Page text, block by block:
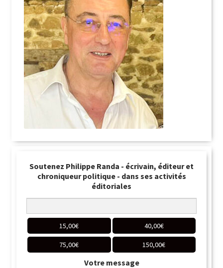
Soutenez Philippe Randa - écrivain, éditeur et
chroniqueur politique - dans ses activités
éditoriales
15,00€ 40,00€
75,00€ 150,00€
Votre message